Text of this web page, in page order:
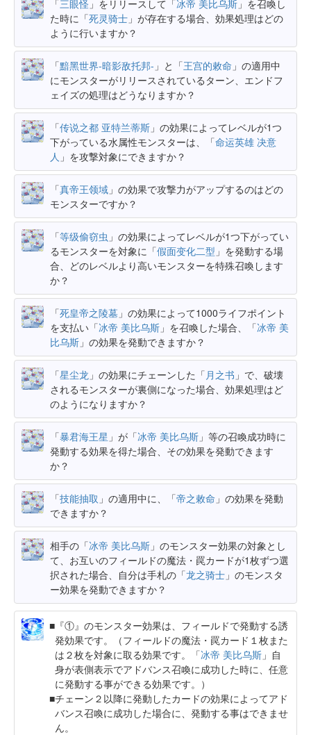
「三眼怪 」をリリースして「冰帝 美比乌斯 」を召喚し
た時に「死灵骑士 」が存在する場合、効果処理はどの
ように行いますか？
「黯黑世界-暗影敌托邦- 」と「王宫的敕命 」の適用中
にモンスターがリリースされているターン、エンドフ
ェイズの処理はどうなりますか？
「传说之都 亚特兰蒂斯 」の効果によってレベルが1つ
下がっている水属性モンスターは、「命运英雄 决意
人 」を攻撃対象にできますか？
「真帝王领域 」の効果で攻撃力がアップするのはどの
モンスターですか？
「等级偷窃虫 」の効果によってレベルが1つ下がってい
るモンスターを対象に「假面变化二型 」を発動する場
合、どのレベルより高いモンスターを特殊召喚します
か？
「死皇帝之陵墓 」の効果によって1000ライフポイント
を支払い「冰帝 美比乌斯 」を召喚した場合、「冰帝 美
比乌斯 」の効果を発動できますか？
「星尘龙 」の効果にチェーンした「 月之书 」で、破壊
されるモンスターが裏側になった場合、効果処理はど
のようになりますか？
「暴君海王星 」が「冰帝 美比乌斯 」等の召喚成功時に
発動する効果を得た場合、その効果を発動できます
か？
「技能抽取 」の適用中に、「帝之敕命 」の効果を発動
できますか？
相手の「冰帝 美比乌斯 」のモンスター効果の対象とし
て、お互いのフィールドの魔法・罠カードが1枚ずつ選
択された場合、自分は手札の「龙之骑士 」のモンスタ
ー効果を発動できますか？
『①』のモンスター効果は、フィールドで発動する誘
発効果です。（フィールドの魔法・罠カード１枚また
は２枚を対象に取る効果です。「冰帝 美比乌斯 」自
身が表側表示でアドバンス召喚に成功した時に、任意
に発動する事ができる効果です。）
チェーン２以降に発動したカードの効果によってアド
バンス召喚に成功した場合に、発動する事はできませ
ん。